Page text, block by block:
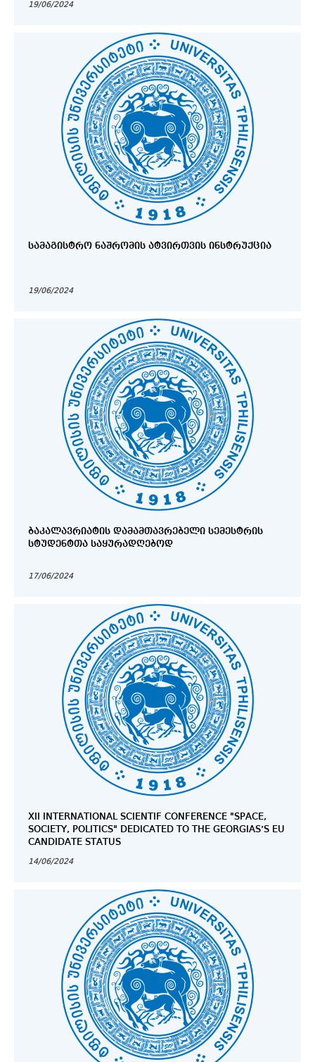
19/06/2024
ᲡᲐᲛᲐᲒᲘᲡᲢᲠᲝ ᲜᲐᲨᲠᲝᲛᲘᲡ ᲐᲢᲕᲘᲠᲗᲕᲘᲡ ᲘᲜᲡᲢᲠᲣᲥᲪᲘᲐ
19/06/2024
ᲑᲐᲙᲐᲚᲐᲕᲠᲘᲐᲢᲘᲡ ᲓᲐᲛᲐᲛᲗᲐᲕᲠᲔᲑᲔᲚᲘ ᲡᲔᲛᲔᲡᲢᲠᲘᲡ
ᲡᲢᲣᲓᲔᲜᲢᲗᲐ ᲡᲐᲧᲣᲠᲐᲓᲦᲔᲑᲝᲓ
17/06/2024
XII INTERNATIONAL SCIENTIF CONFERENCE "SPACE,
SOCIETY, POLITICS" DEDICATED TO THE GEORGIAS’S EU
CANDIDATE STATUS
14/06/2024